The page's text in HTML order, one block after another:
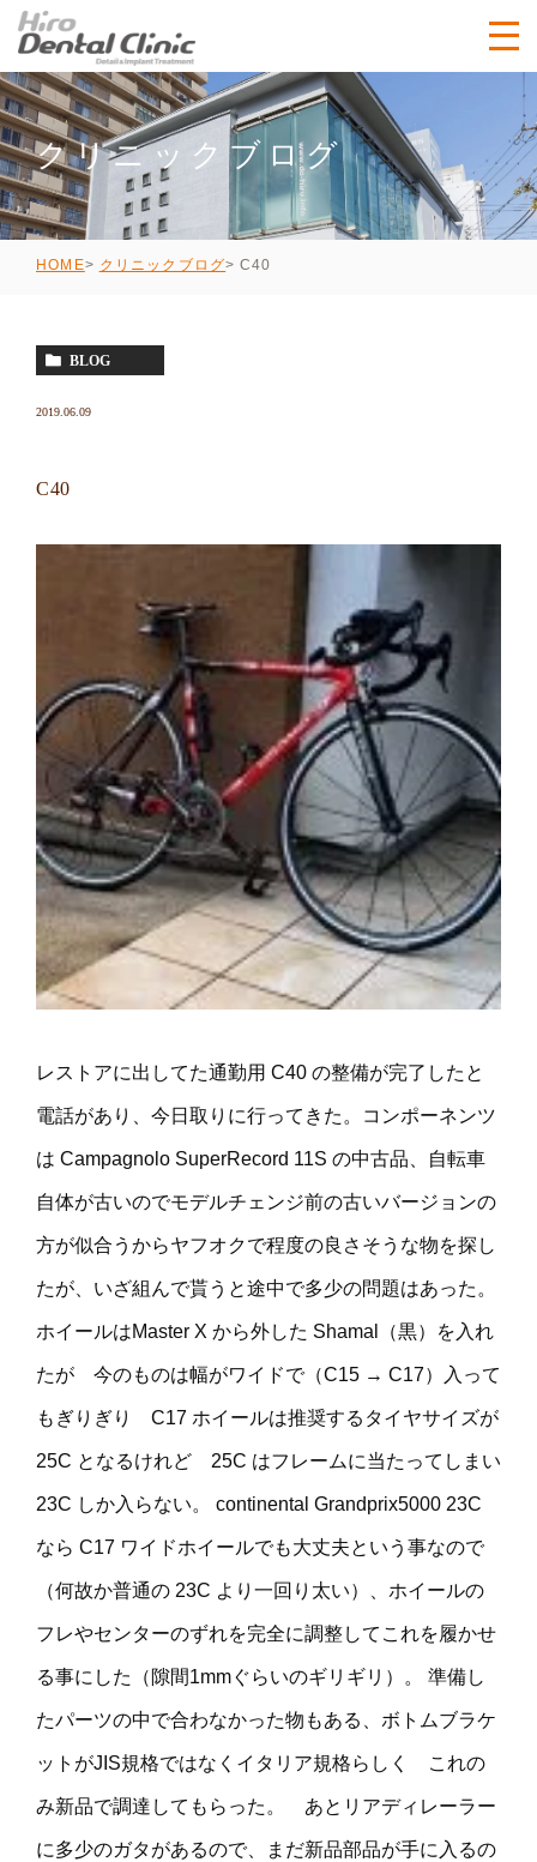
クリニックブログ
HOME クリニックブログ C40
BLOG
2019.06.09
C40
レストアに出してた通勤用 C40 の整備が完了したと
電話があり、今日取りに行ってきた。コンポーネンツ
は Campagnolo SuperRecord 11S の中古品、自転車
自体が古いのでモデルチェンジ前の古いバージョンの
方が似合うからヤフオクで程度の良さそうな物を探し
たが、いざ組んで貰うと途中で多少の問題はあった。
ホイールはMaster X から外した Shamal（黒）を入れ
たが 今のものは幅がワイドで（C15 → C17）入って
もぎりぎり C17 ホイールは推奨するタイヤサイズが
25C となるけれど 25C はフレームに当たってしまい
23C しか入らない。 continental Grandprix5000 23C
なら C17 ワイドホイールでも大丈夫という事なので
（何故か普通の 23C より一回り太い）、ホイールの
フレやセンターのずれを完全に調整してこれを履かせ
る事にした（隙間1mmぐらいのギリギリ）。 準備し
たパーツの中で合わなかった物もある、ボトムブラケ
ットがJIS規格ではなくイタリア規格らしく これの
み新品で調達してもらった。 あとリアディレーラー
に多少のガタがあるので、まだ新品部品が手に入るの